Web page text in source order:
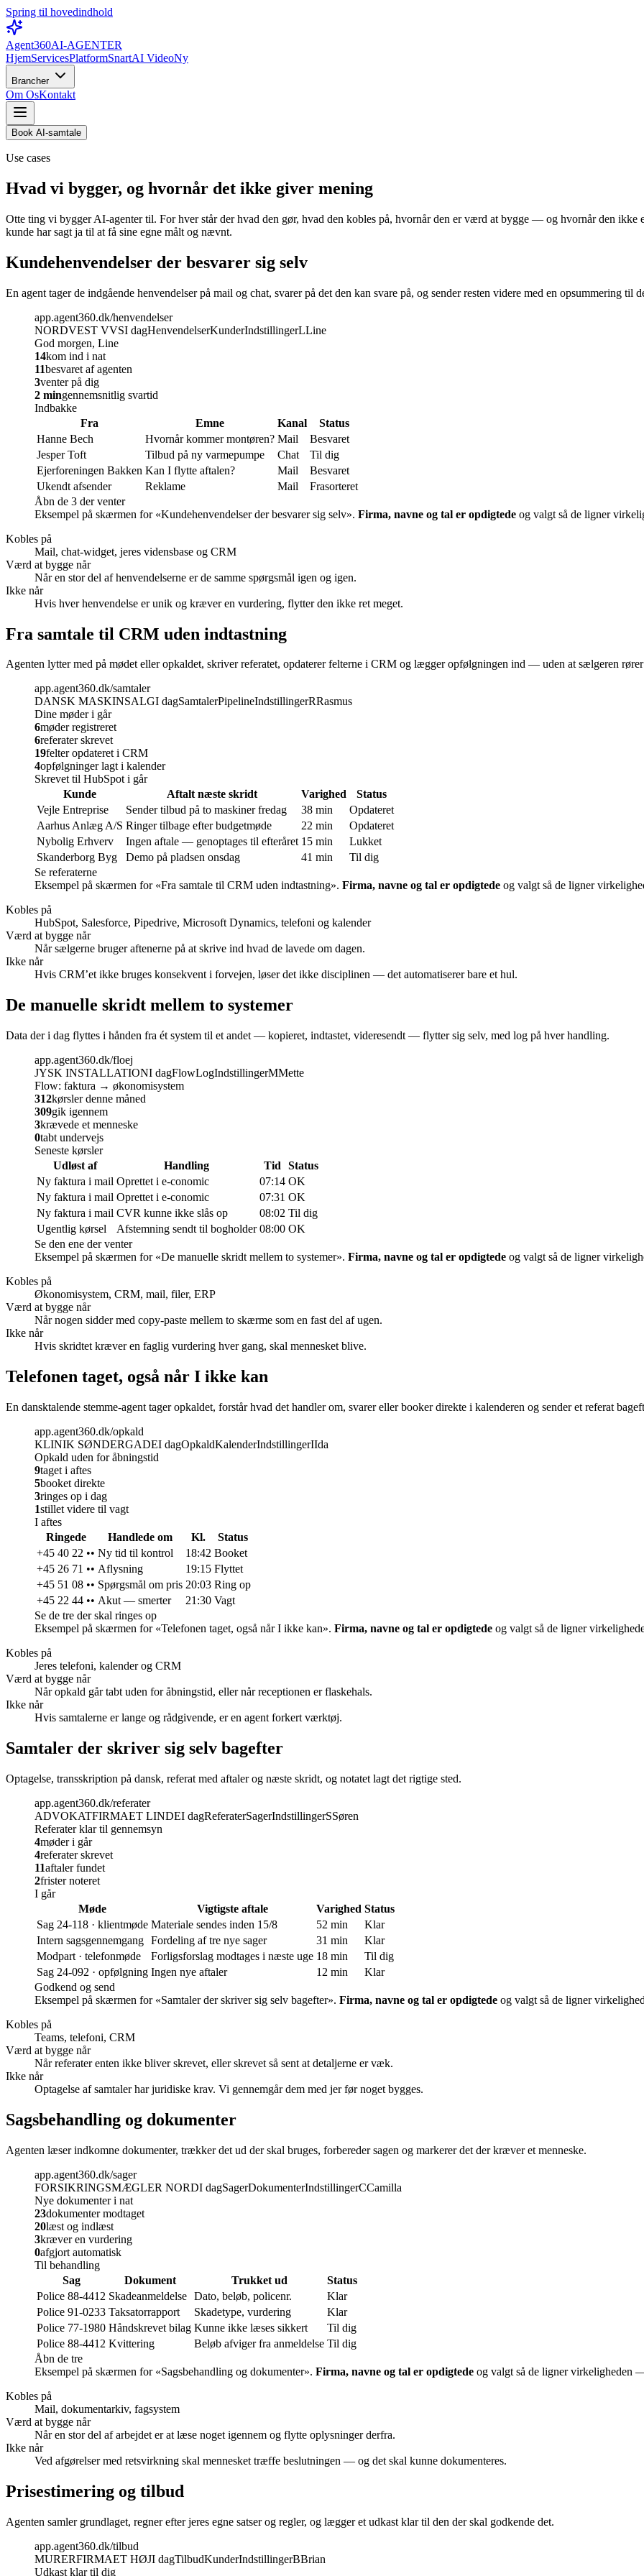
Spring til hovedindhold
Agent360AI-AGENTER
HjemServicesPlatformSnartAI VideoNy
Brancher
Om OsKontakt
Book AI-samtale
Use cases
Hvad vi bygger, og hvornår det ikke giver mening
Otte ting vi bygger AI-agenter til. For hver står der hvad den gør, hvad den kobles på, hvornår den er værd at bygge — og hvornår den ikke
kunde har sagt ja til at få sine egne målt og nævnt.
Kundehenvendelser der besvarer sig selv
En agent tager de indgående henvendelser på mail og chat, svarer på det den kan svare på, og sender resten videre med en opsummering til
app.agent360.dk/henvendelser
NORDVEST VVSI dagHenvendelserKunderIndstillingerLLine
God morgen, Line
14kom ind i nat
11besvaret af agenten
3venter på dig
2 mingennemsnitlig svartid
Indbakke
Fra
Emne Kanal
Status
Hanne Bech
Hvornår kommer montøren? Mail
Besvaret
Jesper Toft
Tilbud på ny varmepumpe Chat
Til dig
Ejerforeningen Bakken Kan I flytte aftalen? Mail
Besvaret
Ukendt afsender
Reklame Mail
Frasorteret
Åbn de 3 der venter
Eksempel på skærmen for «Kundehenvendelser der besvarer sig selv». Firma, navne og tal er opdigtede og valgt så de ligner
Kobles på
Mail, chat-widget, jeres vidensbase og CRM
Værd at bygge når
Når en stor del af henvendelserne er de samme spørgsmål igen og igen.
Ikke når
Hvis hver henvendelse er unik og kræver en vurdering, flytter den ikke ret meget.
Fra samtale til CRM uden indtastning
Agenten lytter med på mødet eller opkaldet, skriver referatet, opdaterer felterne i CRM og lægger opfølgningen ind — uden at sælgeren rører
app.agent360.dk/samtaler
DANSK MASKINSALGI dagSamtalerPipelineIndstillingerRRasmus
Dine møder i går
6møder registreret
6referater skrevet
19felter opdateret i CRM
4opfølgninger lagt i kalender
Skrevet til HubSpot i går
Kunde
Aftalt næste skridt Varighed
Status
Vejle Entreprise
Sender tilbud på to maskiner fredag 38 min
Opdateret
Aarhus Anlæg A/S Ringer tilbage efter budgetmøde 22 min
Opdateret
Nybolig Erhverv
Ingen aftale — genoptages til efteråret 15 min
Lukket
Skanderborg Byg
Demo på pladsen onsdag 41 min
Til dig
Se referaterne
Eksempel på skærmen for «Fra samtale til CRM uden indtastning». Firma, navne og tal er opdigtede og valgt så de ligner
Kobles på
HubSpot, Salesforce, Pipedrive, Microsoft Dynamics, telefoni og kalender
Værd at bygge når
Når sælgerne bruger aftenerne på at skrive ind hvad de lavede om dagen.
Ikke når
Hvis CRM’et ikke bruges konsekvent i forvejen, løser det ikke disciplinen — det automatiserer bare et hul.
De manuelle skridt mellem to systemer
Data der i dag flyttes i hånden fra ét system til et andet — kopieret, indtastet, videresendt — flytter sig selv, med log på hver handling.
app.agent360.dk/floej
JYSK INSTALLATIONI dagFlowLogIndstillingerMMette
Flow: faktura → økonomisystem
312kørsler denne måned
309gik igennem
3krævede et menneske
0tabt undervejs
Seneste kørsler
Udløst af
Handling Tid
Status
Ny faktura i mail Oprettet i e-conomic 07:14 OK
Ny faktura i mail Oprettet i e-conomic 07:31 OK
Ny faktura i mail CVR kunne ikke slås op 08:02 Til dig
Ugentlig kørsel
Afstemning sendt til bogholder 08:00 OK
Se den ene der venter
Eksempel på skærmen for «De manuelle skridt mellem to systemer». Firma, navne og tal er opdigtede og valgt så de ligner
Kobles på
Økonomisystem, CRM, mail, filer, ERP
Værd at bygge når
Når nogen sidder med copy-paste mellem to skærme som en fast del af ugen.
Ikke når
Hvis skridtet kræver en faglig vurdering hver gang, skal mennesket blive.
Telefonen taget, også når I ikke kan
En dansktalende stemme-agent tager opkaldet, forstår hvad det handler om, svarer eller booker direkte i kalenderen og sender et referat
app.agent360.dk/opkald
KLINIK SØNDERGADEI dagOpkaldKalenderIndstillingerIIda
Opkald uden for åbningstid
9taget i aftes
5booket direkte
3ringes op i dag
1stillet videre til vagt
I aftes
Ringede
Handlede om Kl.
Status
+45 40 22 •• Ny tid til kontrol 18:42 Booket
+45 26 71 •• Aflysning 19:15 Flyttet
+45 51 08 •• Spørgsmål om pris 20:03 Ring op
+45 22 44 •• Akut — smerter 21:30 Vagt
Se de tre der skal ringes op
Eksempel på skærmen for «Telefonen taget, også når I ikke kan». Firma, navne og tal er opdigtede og valgt så de ligner
Kobles på
Jeres telefoni, kalender og CRM
Værd at bygge når
Når opkald går tabt uden for åbningstid, eller når receptionen er flaskehals.
Ikke når
Hvis samtalerne er lange og rådgivende, er en agent forkert værktøj.
Samtaler der skriver sig selv bagefter
Optagelse, transskription på dansk, referat med aftaler og næste skridt, og notatet lagt det rigtige sted.
app.agent360.dk/referater
ADVOKATFIRMAET LINDEI dagReferaterSagerIndstillingerSSøren
Referater klar til gennemsyn
4møder i går
4referater skrevet
11aftaler fundet
2frister noteret
I går
Møde
Vigtigste aftale Varighed Status
Sag 24-118 · klientmøde Materiale sendes inden 15/8 52 min
Klar
Intern sagsgennemgang Fordeling af tre nye sager 31 min
Klar
Modpart · telefonmøde
Forligsforslag modtages i næste uge 18 min
Til dig
Sag 24-092 · opfølgning Ingen nye aftaler 12 min
Klar
Godkend og send
Eksempel på skærmen for «Samtaler der skriver sig selv bagefter». Firma, navne og tal er opdigtede og valgt så de ligner
Kobles på
Teams, telefoni, CRM
Værd at bygge når
Når referater enten ikke bliver skrevet, eller skrevet så sent at detaljerne er væk.
Ikke når
Optagelse af samtaler har juridiske krav. Vi gennemgår dem med jer før noget bygges.
Sagsbehandling og dokumenter
Agenten læser indkomne dokumenter, trækker det ud der skal bruges, forbereder sagen og markerer det der kræver et menneske.
app.agent360.dk/sager
FORSIKRINGSMÆGLER NORDI dagSagerDokumenterIndstillingerCCamilla
Nye dokumenter i nat
23dokumenter modtaget
20læst og indlæst
3kræver en vurdering
0afgjort automatisk
Til behandling
Sag
Dokument Trukket ud
Status
Police 88-4412 Skadeanmeldelse Dato, beløb, policenr.
Klar
Police 91-0233 Taksatorrapport Skadetype, vurdering
Klar
Police 77-1980 Håndskrevet bilag Kunne ikke læses sikkert
Til dig
Police 88-4412 Kvittering Beløb afviger fra anmeldelse Til dig
Åbn de tre
Eksempel på skærmen for «Sagsbehandling og dokumenter». Firma, navne og tal er opdigtede og valgt så de ligner virkeligheden
Kobles på
Mail, dokumentarkiv, fagsystem
Værd at bygge når
Når en stor del af arbejdet er at læse noget igennem og flytte oplysninger derfra.
Ikke når
Ved afgørelser med retsvirkning skal mennesket træffe beslutningen — og det skal kunne dokumenteres.
Prisestimering og tilbud
Agenten samler grundlaget, regner efter jeres egne satser og regler, og lægger et udkast klar til den der skal godkende det.
app.agent360.dk/tilbud
MURERFIRMAET HØJI dagTilbudKunderIndstillingerBBrian
Udkast klar til dig